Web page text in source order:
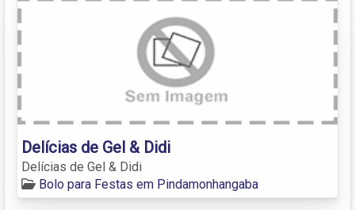
Delícias de Gel & Didi
Delícias de Gel & Didi
Bolo para Festas em Pindamonhangaba